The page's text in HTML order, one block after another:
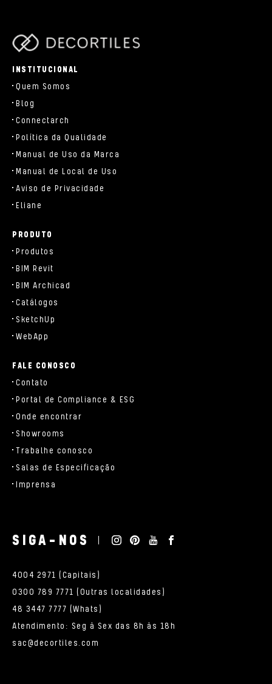
INSTITUCIONAL
Quem Somos
Blog
Connectarch
Política da Qualidade
Manual de Uso da Marca
Manual de Local de Uso
Aviso de Privacidade
Eliane
PRODUTO
Produtos
BIM Revit
BIM Archicad
Catálogos
SketchUp
WebApp
FALE CONOSCO
Contato
Portal de Compliance & ESG
Onde encontrar
Showrooms
Trabalhe conosco
Salas de Especificação
Imprensa
SIGA-NOS
4004 2971 (Capitais)
0300 789 7771 (Outras localidades)
48 3447 7777 (Whats)
Atendimento: Seg à Sex das 8h às 18h
sac@decortiles.com